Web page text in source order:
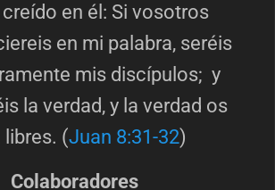
creído en él: Si vosotros
en mi palabra, seréis
mis discípulos; y
la verdad, y la verdad os
libres. (Juan 8:31-32)
Colaboradores